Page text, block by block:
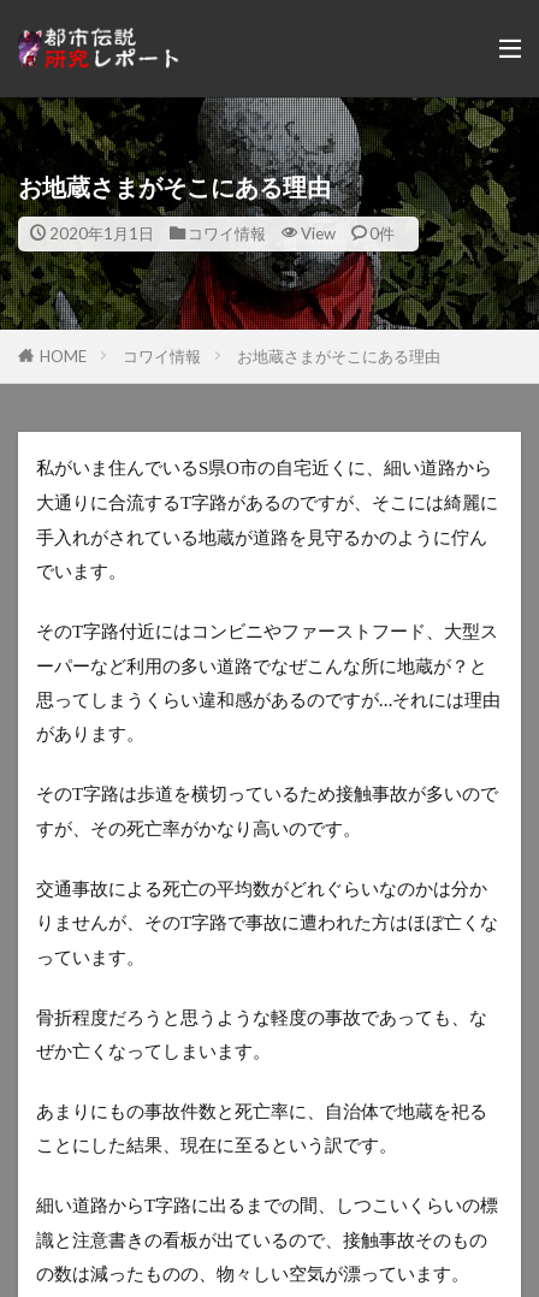
お地蔵さまがそこにある理由
2020年1月1日 コワイ情報 View 0件
HOME コワイ情報 お地蔵さまがそこにある理由
私がいま住んでいるS県O市の自宅近くに、細い道路から
大通りに合流するT字路があるのですが、そこには綺麗に
手入れがされている地蔵が道路を見守るかのように佇ん
でいます。
そのT字路付近にはコンビニやファーストフード、大型ス
ーパーなど利用の多い道路でなぜこんな所に地蔵が？と
思ってしまうくらい違和感があるのですが…それには理由
があります。
そのT字路は歩道を横切っているため接触事故が多いので
すが、その死亡率がかなり高いのです。
交通事故による死亡の平均数がどれぐらいなのかは分か
りませんが、そのT字路で事故に遭われた方はほぼ亡くな
っています。
骨折程度だろうと思うような軽度の事故であっても、な
ぜか亡くなってしまいます。
あまりにもの事故件数と死亡率に、自治体で地蔵を祀る
ことにした結果、現在に至るという訳です。
細い道路からT字路に出るまでの間、しつこいくらいの標
識と注意書きの看板が出ているので、接触事故そのもの
の数は減ったものの、物々しい空気が漂っています。